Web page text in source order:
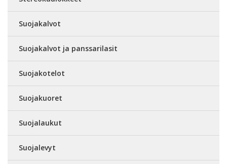
Suojakalvot
Suojakalvot ja panssarilasit
Suojakotelot
Suojakuoret
Suojalaukut
Suojalevyt